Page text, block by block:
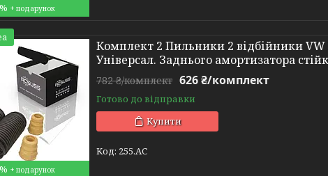
Комплект 2 Пильники 2 відбійники VW
Універсал. Заднього амортизатора
782 ₴/комплект 626 ₴/комплект
Готово до відправки
Купити
255.AC